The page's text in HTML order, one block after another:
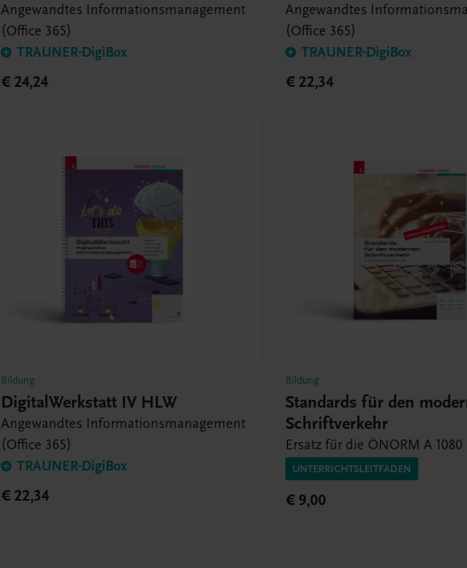
Angewandtes Informationsmanagement
(Office 365)
TRAUNER-DigiBox
€ 24,24
Angewandtes
(Office 365)
TRAUNER-DigiBox
€ 22,34
Bildung
DigitalWerkstatt IV HLW
Angewandtes Informationsmanagement
(Office 365)
TRAUNER-DigiBox
€ 22,34
Bildung
Standards für den
Schriftverkehr
Ersatz für die ÖNORM A 1080
UNTERRICHTSLEITFADEN
€ 9,00